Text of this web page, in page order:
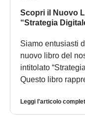
Scopri il Nuovo
“Strategia
Siamo entusiasti
nuovo libro del
intitolato
Questo libro
Leggi l'articolo